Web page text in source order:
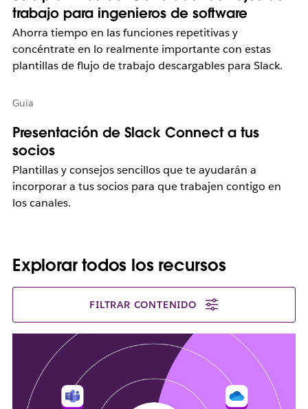
trabajo para ingenieros de software
Ahorra tiempo en las funciones repetitivas y
concéntrate en lo realmente importante con estas
plantillas de flujo de trabajo descargables para Slack.
Guía
Presentación de Slack Connect a tus
socios
Plantillas y consejos sencillos que te ayudarán a
incorporar a tus socios para que trabajen contigo en
los canales.
Explorar todos los recursos
FILTRAR CONTENIDO